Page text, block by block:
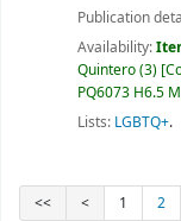
Publication
Availability:
Quintero(3)
PQ6073 H6.5
Lists: LGBTQ+.
<< < 1 2